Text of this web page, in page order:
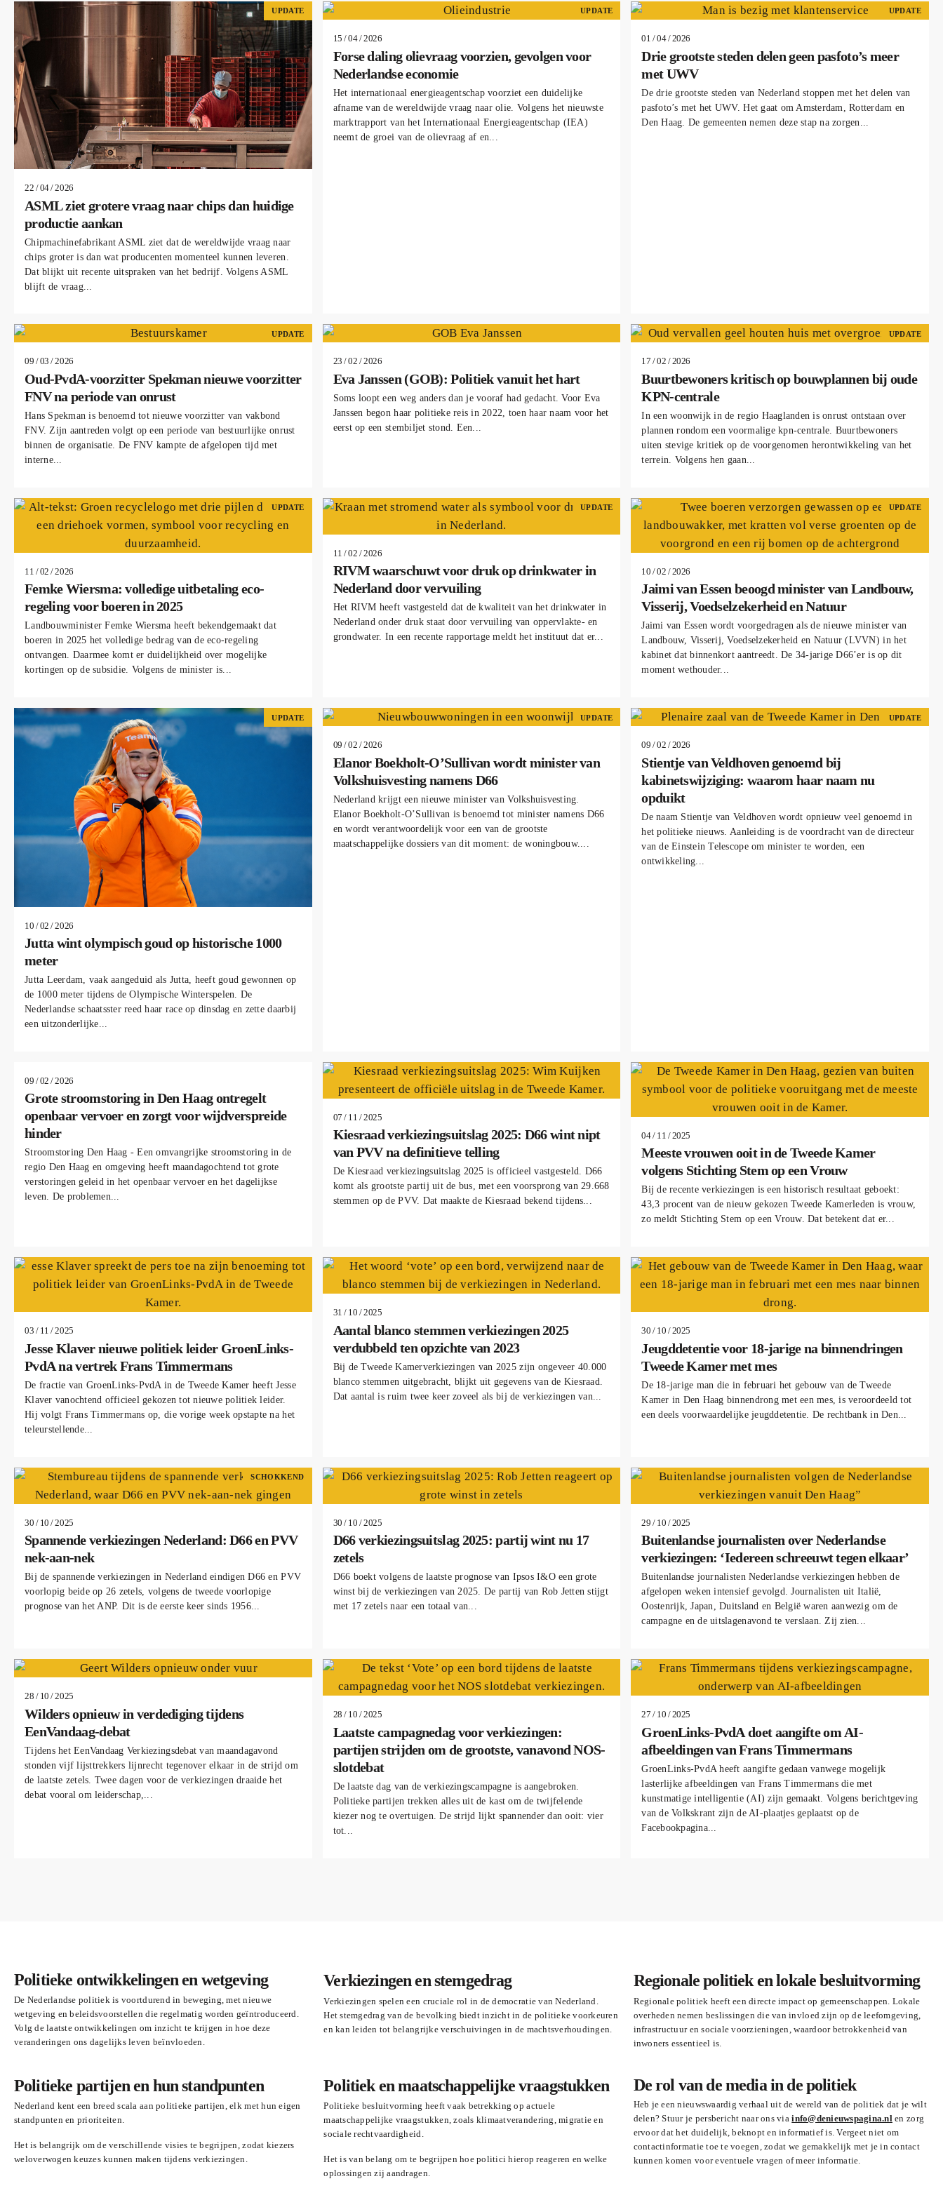
UPDATE
22 / 04 / 2026
ASML ziet grotere vraag naar chips dan huidige
productie aankan
Chipmachinefabrikant ASML ziet dat de wereldwijde vraag naar
chips groter is dan wat producenten momenteel kunnen leveren.
Dat blijkt uit recente uitspraken van het bedrijf. Volgens ASML
blijft de vraag...
UPDATE
15 / 04 / 2026
Forse daling olievraag voorzien, gevolgen voor
Nederlandse economie
Het internationaal energieagentschap voorziet een duidelijke
afname van de wereldwijde vraag naar olie. Volgens het nieuwste
marktrapport van het Internationaal Energieagentschap (IEA)
neemt de groei van de olievraag af en...
UPDATE
01 / 04 / 2026
Drie grootste steden delen geen pasfoto’s meer
met UWV
De drie grootste steden van Nederland stoppen met het delen van
pasfoto’s met het UWV. Het gaat om Amsterdam, Rotterdam en
Den Haag. De gemeenten nemen deze stap na zorgen...
UPDATE
09 / 03 / 2026
Oud-PvdA-voorzitter Spekman nieuwe voorzitter
FNV na periode van onrust
Hans Spekman is benoemd tot nieuwe voorzitter van vakbond
FNV. Zijn aantreden volgt op een periode van bestuurlijke onrust
binnen de organisatie. De FNV kampte de afgelopen tijd met
interne...
23 / 02 / 2026
Eva Janssen (GOB): Politiek vanuit het hart
Soms loopt een weg anders dan je vooraf had gedacht. Voor Eva
Janssen begon haar politieke reis in 2022, toen haar naam voor het
eerst op een stembiljet stond. Een...
UPDATE
17 / 02 / 2026
Buurtbewoners kritisch op bouwplannen bij oude
KPN-centrale
In een woonwijk in de regio Haaglanden is onrust ontstaan over
plannen rondom een voormalige kpn-centrale. Buurtbewoners
uiten stevige kritiek op de voorgenomen herontwikkeling van het
terrein. Volgens hen gaan...
UPDATE
11 / 02 / 2026
Femke Wiersma: volledige uitbetaling eco-
regeling voor boeren in 2025
Landbouwminister Femke Wiersma heeft bekendgemaakt dat
boeren in 2025 het volledige bedrag van de eco-regeling
ontvangen. Daarmee komt er duidelijkheid over mogelijke
kortingen op de subsidie. Volgens de minister is...
UPDATE
11 / 02 / 2026
RIVM waarschuwt voor druk op drinkwater in
Nederland door vervuiling
Het RIVM heeft vastgesteld dat de kwaliteit van het drinkwater in
Nederland onder druk staat door vervuiling van oppervlakte- en
grondwater. In een recente rapportage meldt het instituut dat er...
UPDATE
10 / 02 / 2026
Jaimi van Essen beoogd minister van Landbouw,
Visserij, Voedselzekerheid en Natuur
Jaimi van Essen wordt voorgedragen als de nieuwe minister van
Landbouw, Visserij, Voedselzekerheid en Natuur (LVVN) in het
kabinet dat binnenkort aantreedt. De 34-jarige D66’er is op dit
moment wethouder...
UPDATE
10 / 02 / 2026
Jutta wint olympisch goud op historische 1000
meter
Jutta Leerdam, vaak aangeduid als Jutta, heeft goud gewonnen op
de 1000 meter tijdens de Olympische Winterspelen. De
Nederlandse schaatsster reed haar race op dinsdag en zette daarbij
een uitzonderlijke...
UPDATE
09 / 02 / 2026
Elanor Boekholt-O’Sullivan wordt minister van
Volkshuisvesting namens D66
Nederland krijgt een nieuwe minister van Volkshuisvesting.
Elanor Boekholt-O’Sullivan is benoemd tot minister namens D66
en wordt verantwoordelijk voor een van de grootste
maatschappelijke dossiers van dit moment: de woningbouw....
UPDATE
09 / 02 / 2026
Stientje van Veldhoven genoemd bij
kabinetswijziging: waarom haar naam nu
opduikt
De naam Stientje van Veldhoven wordt opnieuw veel genoemd in
het politieke nieuws. Aanleiding is de voordracht van de directeur
van de Einstein Telescope om minister te worden, een
ontwikkeling...
09 / 02 / 2026
Grote stroomstoring in Den Haag ontregelt
openbaar vervoer en zorgt voor wijdverspreide
hinder
Stroomstoring Den Haag - Een omvangrijke stroomstoring in de
regio Den Haag en omgeving heeft maandagochtend tot grote
verstoringen geleid in het openbaar vervoer en het dagelijkse
leven. De problemen...
07 / 11 / 2025
Kiesraad verkiezingsuitslag 2025: D66 wint nipt
van PVV na definitieve telling
De Kiesraad verkiezingsuitslag 2025 is officieel vastgesteld. D66
komt als grootste partij uit de bus, met een voorsprong van 29.668
stemmen op de PVV. Dat maakte de Kiesraad bekend tijdens...
04 / 11 / 2025
Meeste vrouwen ooit in de Tweede Kamer
volgens Stichting Stem op een Vrouw
Bij de recente verkiezingen is een historisch resultaat geboekt:
43,3 procent van de nieuw gekozen Tweede Kamerleden is vrouw,
zo meldt Stichting Stem op een Vrouw. Dat betekent dat er...
03 / 11 / 2025
Jesse Klaver nieuwe politiek leider GroenLinks-
PvdA na vertrek Frans Timmermans
De fractie van GroenLinks-PvdA in de Tweede Kamer heeft Jesse
Klaver vanochtend officieel gekozen tot nieuwe politiek leider.
Hij volgt Frans Timmermans op, die vorige week opstapte na het
teleurstellende...
31 / 10 / 2025
Aantal blanco stemmen verkiezingen 2025
verdubbeld ten opzichte van 2023
Bij de Tweede Kamerverkiezingen van 2025 zijn ongeveer 40.000
blanco stemmen uitgebracht, blijkt uit gegevens van de Kiesraad.
Dat aantal is ruim twee keer zoveel als bij de verkiezingen van...
30 / 10 / 2025
Jeugddetentie voor 18-jarige na binnendringen
Tweede Kamer met mes
De 18-jarige man die in februari het gebouw van de Tweede
Kamer in Den Haag binnendrong met een mes, is veroordeeld tot
een deels voorwaardelijke jeugddetentie. De rechtbank in Den...
SCHOKKEND
30 / 10 / 2025
Spannende verkiezingen Nederland: D66 en PVV
nek-aan-nek
Bij de spannende verkiezingen in Nederland eindigen D66 en PVV
voorlopig beide op 26 zetels, volgens de tweede voorlopige
prognose van het ANP. Dit is de eerste keer sinds 1956...
30 / 10 / 2025
D66 verkiezingsuitslag 2025: partij wint nu 17
zetels
D66 boekt volgens de laatste prognose van Ipsos I&O een grote
winst bij de verkiezingen van 2025. De partij van Rob Jetten stijgt
met 17 zetels naar een totaal van...
29 / 10 / 2025
Buitenlandse journalisten over Nederlandse
verkiezingen: ‘Iedereen schreeuwt tegen elkaar’
Buitenlandse journalisten Nederlandse verkiezingen hebben de
afgelopen weken intensief gevolgd. Journalisten uit Italië,
Oostenrijk, Japan, Duitsland en België waren aanwezig om de
campagne en de uitslagenavond te verslaan. Zij zien...
28 / 10 / 2025
Wilders opnieuw in verdediging tijdens
EenVandaag-debat
Tijdens het EenVandaag Verkiezingsdebat van maandagavond
stonden vijf lijsttrekkers lijnrecht tegenover elkaar in de strijd om
de laatste zetels. Twee dagen voor de verkiezingen draaide het
debat vooral om leiderschap,...
28 / 10 / 2025
Laatste campagnedag voor verkiezingen:
partijen strijden om de grootste, vanavond NOS-
slotdebat
De laatste dag van de verkiezingscampagne is aangebroken.
Politieke partijen trekken alles uit de kast om de twijfelende
kiezer nog te overtuigen. De strijd lijkt spannender dan ooit: vier
tot...
27 / 10 / 2025
GroenLinks-PvdA doet aangifte om AI-
afbeeldingen van Frans Timmermans
GroenLinks-PvdA heeft aangifte gedaan vanwege mogelijk
lasterlijke afbeeldingen van Frans Timmermans die met
kunstmatige intelligentie (AI) zijn gemaakt. Volgens berichtgeving
van de Volkskrant zijn de AI-plaatjes geplaatst op de
Facebookpagina...
Politieke ontwikkelingen en wetgeving
De Nederlandse politiek is voortdurend in beweging, met nieuwe
wetgeving en beleidsvoorstellen die regelmatig worden geïntroduceerd.
Volg de laatste ontwikkelingen om inzicht te krijgen in hoe deze
veranderingen ons dagelijks leven beïnvloeden.
Verkiezingen en stemgedrag
Verkiezingen spelen een cruciale rol in de democratie van Nederland.
Het stemgedrag van de bevolking biedt inzicht in de politieke voorkeuren
en kan leiden tot belangrijke verschuivingen in de machtsverhoudingen.
Regionale politiek en lokale besluitvorming
Regionale politiek heeft een directe impact op gemeenschappen. Lokale
overheden nemen beslissingen die van invloed zijn op de leefomgeving,
infrastructuur en sociale voorzieningen, waardoor betrokkenheid van
inwoners essentieel is.
Politieke partijen en hun standpunten
Nederland kent een breed scala aan politieke partijen, elk met hun eigen
standpunten en prioriteiten.
Het is belangrijk om de verschillende visies te begrijpen, zodat kiezers
weloverwogen keuzes kunnen maken tijdens verkiezingen.
Politiek en maatschappelijke vraagstukken
Politieke besluitvorming heeft vaak betrekking op actuele
maatschappelijke vraagstukken, zoals klimaatverandering, migratie en
sociale rechtvaardigheid.
Het is van belang om te begrijpen hoe politici hierop reageren en welke
oplossingen zij aandragen.
De rol van de media in de politiek
Heb je een nieuwswaardig verhaal uit de wereld van de politiek dat je wilt
delen? Stuur je persbericht naar ons viainfo@denieuwspagina.nlen zorg
ervoor dat het duidelijk, beknopt en informatief is. Vergeet niet om
contactinformatie toe te voegen, zodat we gemakkelijk met je in contact
kunnen komen voor eventuele vragen of meer informatie.